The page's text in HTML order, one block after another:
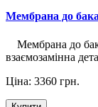
Мембрана до
Мембрана до
взаємозамінна
Ціна: 3360 грн.